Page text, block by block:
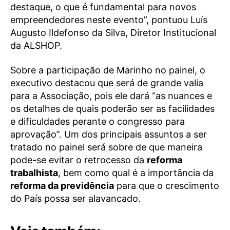
destaque, o que é fundamental para novos
empreendedores neste evento”, pontuou Luís
Augusto Ildefonso da Silva, Diretor Institucional
da ALSHOP.
Sobre a participação de Marinho no painel, o
executivo destacou que será de grande valia
para a Associação, pois ele dará “as nuances e
os detalhes de quais poderão ser as facilidades
e dificuldades perante o congresso para
aprovação”. Um dos principais assuntos a ser
tratado no painel será sobre de que maneira
pode-se evitar o retrocesso da reforma
trabalhista, bem como qual é a importância da
reforma da previdência para que o crescimento
do País possa ser alavancado.